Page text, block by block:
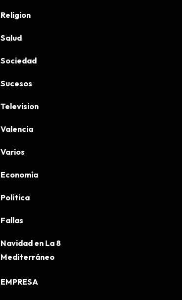
Religion
Salud
Sociedad
Sucesos
Television
Valencia
Varios
Economía
Politica
Fallas
Navidad en La 8
Mediterráneo
EMPRESA